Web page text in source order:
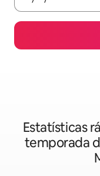
Estatísticas
temporada